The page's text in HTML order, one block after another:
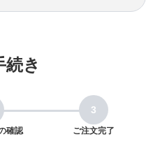
続き
確認 ご注文完了